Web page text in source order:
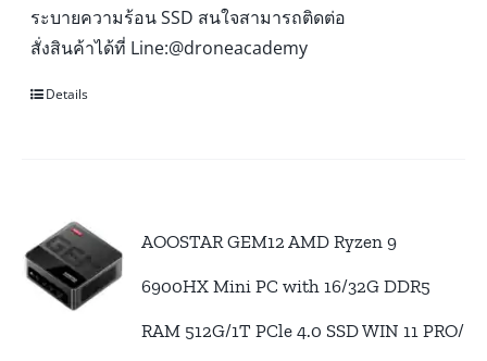
ระบายความร้อน SSD สนใจสามารถติดต่อ
สั่งสินค้าได้ที่ Line:@droneacademy
Details
AOOSTAR GEM12 AMD Ryzen 9
6900HX Mini PC with 16/32G DDR5
RAM 512G/1T PCle 4.0 SSD WIN 11 PRO/